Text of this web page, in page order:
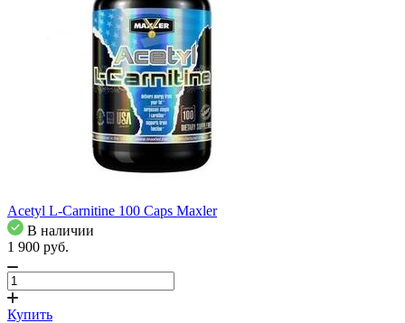
Acetyl L-Carnitine 100 Caps Maxler
В наличии
1 900 pуб.
Купить